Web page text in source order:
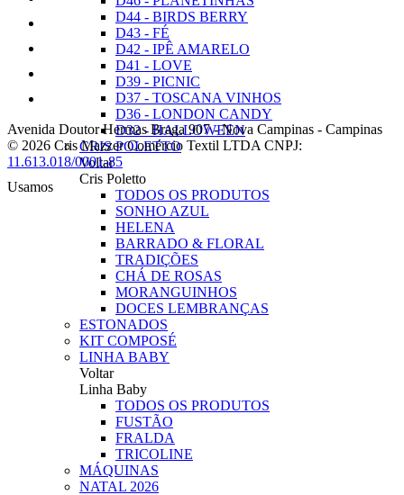
D44 - BIRDS BERRY
D43 - FÉ
D42 - IPÊ AMARELO
D41 - LOVE
D39 - PICNIC
D37 - TOSCANA VINHOS
D36 - LONDON CANDY
D32 - HALLOWEEN
CRIS POLETTO
Voltar
Cris Poletto
TODOS OS PRODUTOS
SONHO AZUL
HELENA
BARRADO & FLORAL
TRADIÇÕES
CHÁ DE ROSAS
MORANGUINHOS
DOCES LEMBRANÇAS
ESTONADOS
KIT COMPOSÉ
LINHA BABY
Voltar
Linha Baby
TODOS OS PRODUTOS
FUSTÃO
FRALDA
TRICOLINE
MÁQUINAS
NATAL 2026
Avenida Doutor Hermas Braga 907-Nova Campinas - Campinas
© 2026 Cris Mazzer Comércio Textil LTDA CNPJ:
11.613.018/0001-85
Usamos